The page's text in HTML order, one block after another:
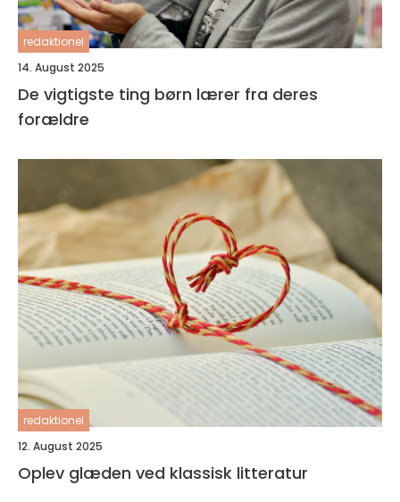
redaktionel
14. August 2025
De vigtigste ting børn lærer fra deres
forældre
redaktionel
12. August 2025
Oplev glæden ved klassisk litteratur